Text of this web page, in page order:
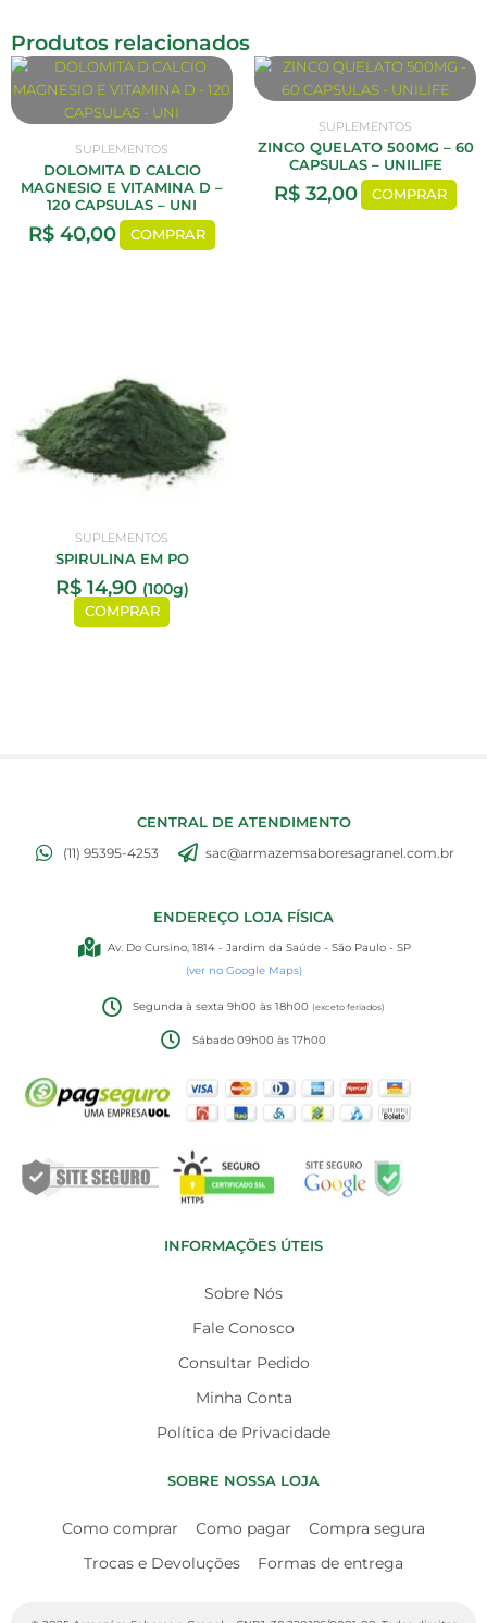
Produtos relacionados
SUPLEMENTOS
DOLOMITA D CALCIO
MAGNESIO E VITAMINA D –
120 CAPSULAS – UNI
R$40,00 COMPRAR
SUPLEMENTOS
ZINCO QUELATO 500MG – 60
CAPSULAS – UNILIFE
R$32,00 COMPRAR
SUPLEMENTOS
SPIRULINA EM PO
R$14,90 (100g)
COMPRAR
CENTRAL DE ATENDIMENTO
(11) 95395-4253 sac@armazemsaboresagranel.com.br
ENDEREÇO LOJA FÍSICA
Av. Do Cursino, 1814 - Jardim da Saúde - São Paulo - SP
(ver no Google Maps)
Segunda à sexta 9h00 às 18h00(exceto feriados)
Sábado 09h00 às 17h00
INFORMAÇÕES ÚTEIS
Sobre Nós
Fale Conosco
Consultar Pedido
Minha Conta
Política de Privacidade
SOBRE NOSSA LOJA
Como comprar Como pagar
Compra segura
Trocas e Devoluções
Formas de entrega